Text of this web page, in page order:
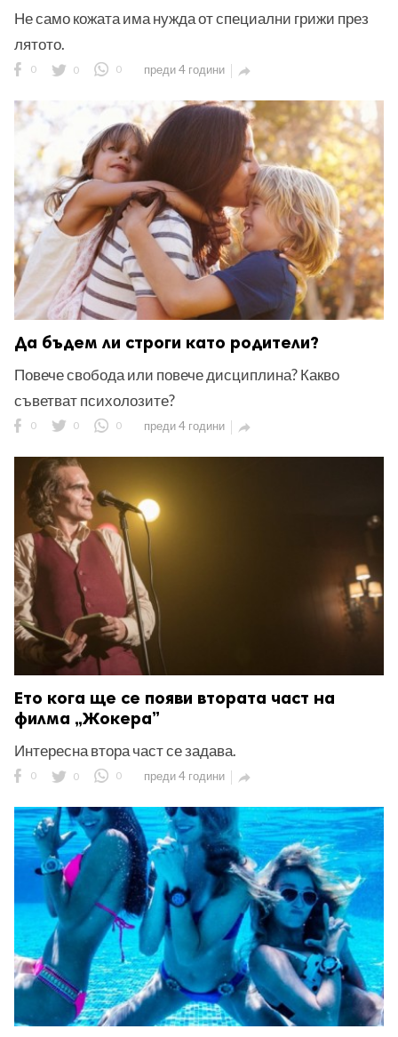
Не само кожата има нужда от специални грижи през
лятото.
0 0 0 преди 4 години 
Да бъдем ли строги като родители?
Повече свобода или повече дисциплина? Какво
съветват психолозите?
0 0 0 преди 4 години 
Ето кога ще се появи втората част на
филма „Жокера”
Интересна втора част се задава.
0 0 0 преди 4 години 